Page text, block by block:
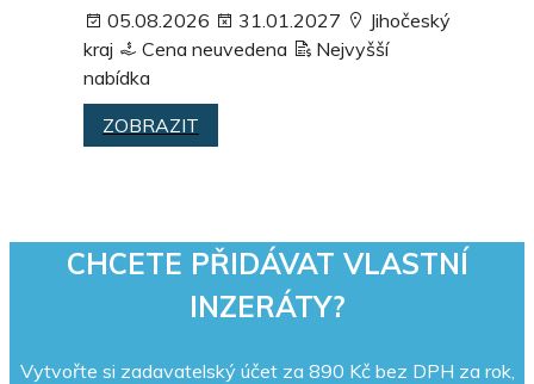
05.08.2026 31.01.2027
Jihočeský
kraj
Cena neuvedena
Nejvyšší
nabídka
ZOBRAZIT
CHCETE PŘIDÁVAT VLASTNÍ
INZERÁTY?
Vytvořte si zadavatelský účet za 890 Kč bez DPH za rok,